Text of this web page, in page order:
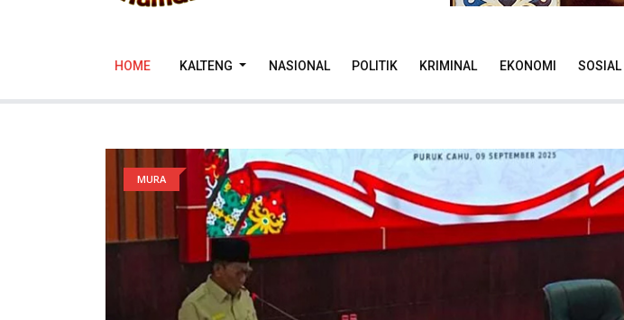
HOME KALTENG NASIONAL POLITIK KRIMINAL EKONOMI SOSIAL
MURA